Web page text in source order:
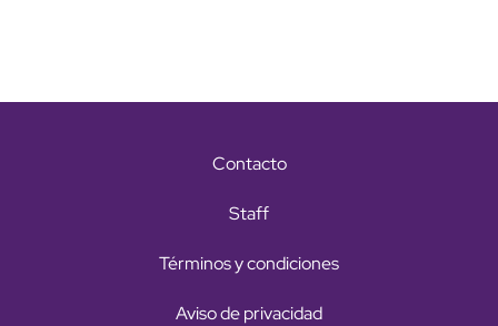
Contacto
Staff
Términos y condiciones
Aviso de privacidad